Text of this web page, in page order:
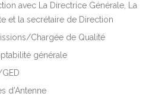
avec La Directrice Générale, La
et la secrétaire de Direction
Chargée de Qualité
générale
GED
d’Antenne